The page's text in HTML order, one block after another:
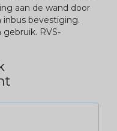
aan de wand door
bevestiging.
RVS-